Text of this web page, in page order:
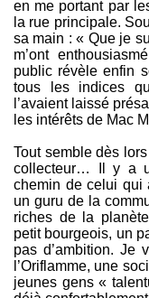
en me portant par
la rue principale.
sa main : « Que je
m’ont
public révèle enfin
tous les indices
l’avaient laissé
les intérêts de Mac
Tout semble dès
collecteur… Il y a
chemin de celui qui
un guru de la
riches de la
petit bourgeois, un
pas d’ambition. Je
l’Oriflamme, une
jeunes gens «